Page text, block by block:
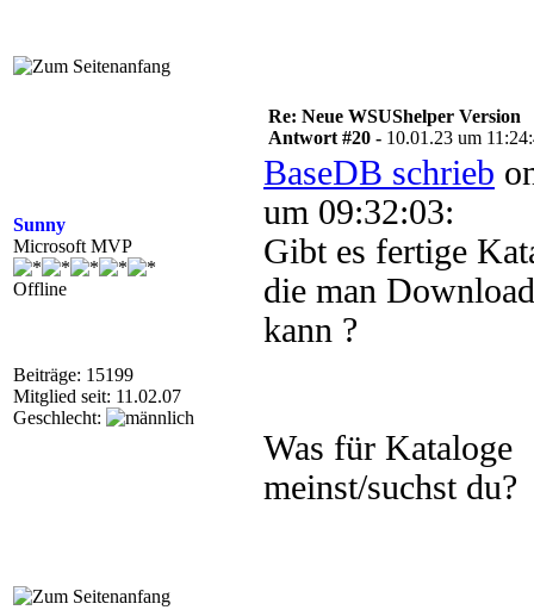
Sunny
Microsoft MVP
Offline
Beiträge: 15199
Mitglied seit: 11.02.07
Geschlecht:
Re: Neue WSUShelper Version
Antwort #20 - 10.01.23 um
BaseDB schrieb
um 09:32:03:
Gibt es fertige
die man
kann ?
Was für Kataloge
meinst/suchst du?